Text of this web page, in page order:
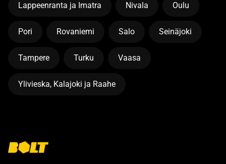
Lappeenranta ja Imatra Nivala Oulu
Pori Rovaniemi Salo Seinäjoki
Tampere Turku Vaasa
Ylivieska, Kalajoki ja Raahe